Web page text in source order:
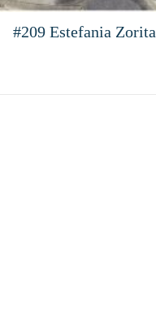
#209 Estefania Zorita